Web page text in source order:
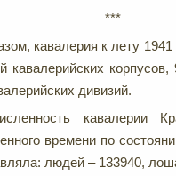
***
кавалерия к лету 1941
кавалерийских корпусов,
дивизий.
кавалерии
времени по
людей – 133940,